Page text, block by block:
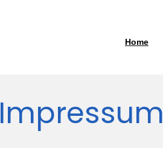
Home
Impressum